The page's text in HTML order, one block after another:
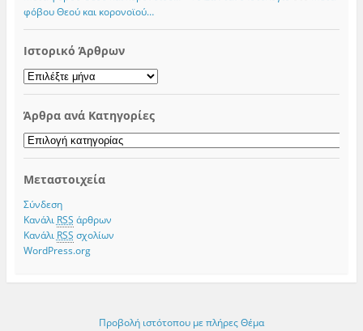
φόβου Θεού και κορονοϊού…
Ιστορικό Άρθρων
Ιστορικό
Άρθρων
Άρθρα ανά Κατηγορίες
Άρθρα
ανά
Μεταστοιχεία
Σύνδεση
Κανάλι RSS άρθρων
Κανάλι RSS σχολίων
WordPress.org
Προβολή ιστότοπου με πλήρες Θέμα